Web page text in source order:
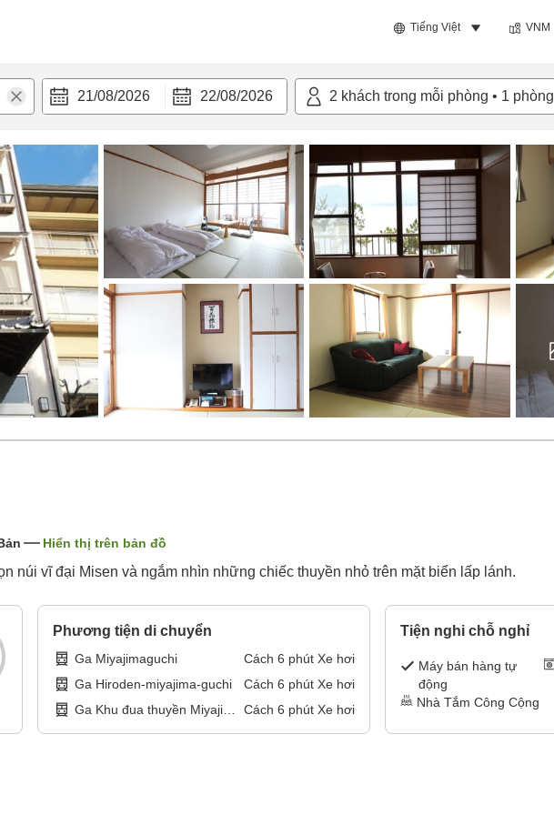
Tiếng Việt VNM
21/08/2026 22/08/2026 2 khách trong mỗi phòng • 1 phòng
nghi
Hiển thị trên bản đồ
núi vĩ đại Misen và ngắm nhìn những chiếc thuyền nhỏ trên mặt biển lấp lánh.
Phương tiện di chuyển
Ga Miyajimaguchi Cách 6 phút Xe hơi
Ga Hiroden-miyajima-guchi
Cách 6 phút Xe hơi
Ga Khu đua thuyền Miyajima
Cách 6 phút Xe hơi
Tiện nghi chỗ nghỉ
Máy bán hàng tự
động
Nhà Tắm Công Cộng